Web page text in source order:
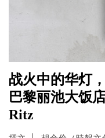
战火中的华灯
巴黎丽池大饭
Ritz